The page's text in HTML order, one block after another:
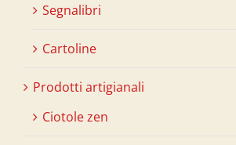
Segnalibri
Cartoline
Prodotti artigianali
Ciotole zen